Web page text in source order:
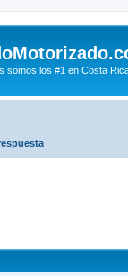
somos los #1 en Costa